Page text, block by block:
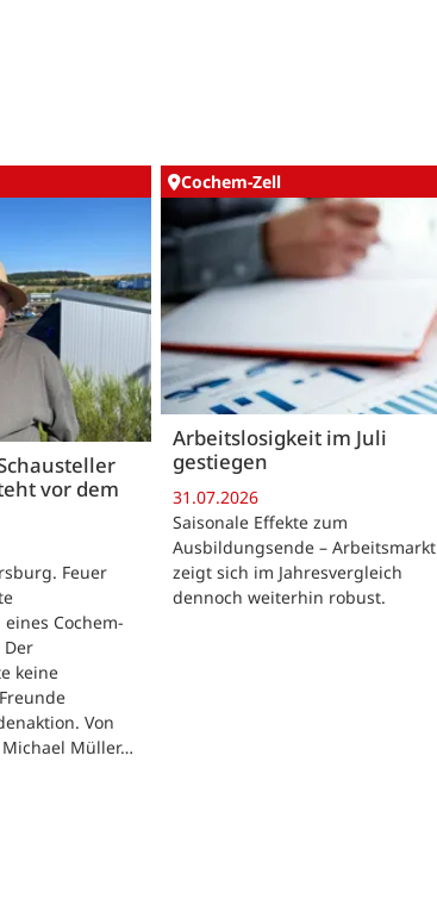
vor dem
Feuer
Cochem-
Der
keine
Von
Müller…
Cochem-Zell
Arbeitslosigkeit im Juli
gestiegen
31.07.2026
Saisonale Effekte zum
Ausbildungsende – Arbeitsmarkt
zeigt sich im Jahresvergleich
dennoch weiterhin robust.